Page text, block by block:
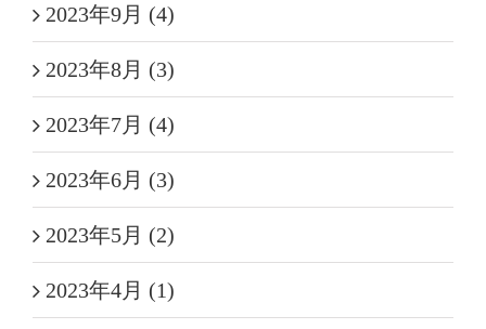
2023年9月 (4)
2023年8月 (3)
2023年7月 (4)
2023年6月 (3)
2023年5月 (2)
2023年4月 (1)